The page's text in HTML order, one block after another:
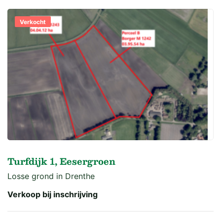
Verkocht
Turfdijk 1, Eesergroen
Losse grond in Drenthe
Verkoop bij inschrijving